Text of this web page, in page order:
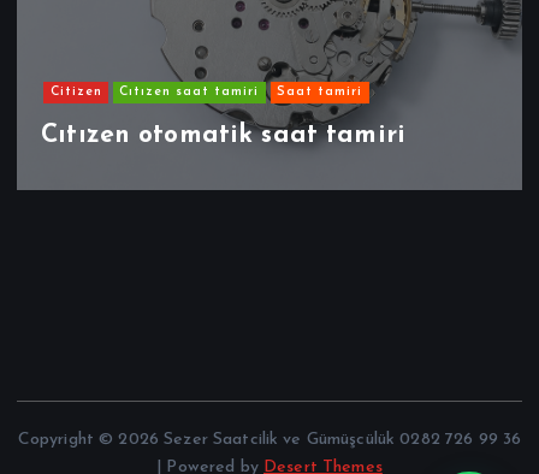
Citizen Cıtızen saat tamiri Saat tamiri
Cıtızen otomatik saat tamiri
Copyright © 2026 Sezer Saatcilik ve Gümüşcülük 0282 726 99 36
| Powered by Desert Themes